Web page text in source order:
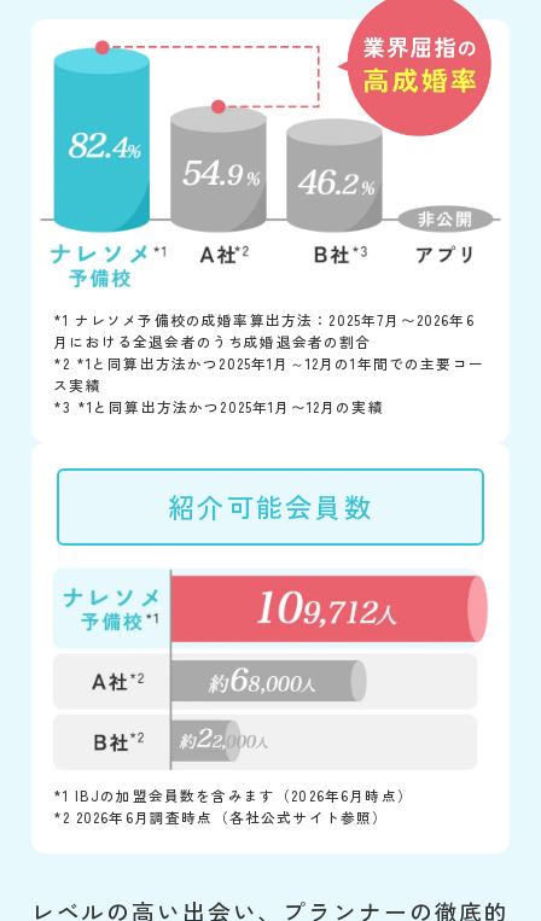
*1 ナレソメ予備校の成婚率算出方法：2025年7月〜2026年6
月における全退会者のうち成婚退会者の割合
*2 *1と同算出方法かつ2025年1月～12月の1年間での主要コー
ス実績
*3 *1と同算出方法かつ2025年1月〜12月の実績
紹介可能会員数
*1 IBJの加盟会員数を含みます（2026年6月時点）
*2 2026年6月調査時点（各社公式サイト参照）
レベルの高い出会い、プランナーの徹底的